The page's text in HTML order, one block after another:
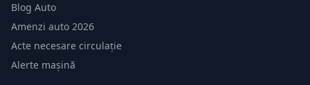
Blog Auto
Amenzi auto 2026
Acte necesare circulație
Alerte mașină